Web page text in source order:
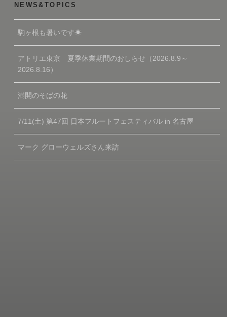
NEWS&TOPICS
駒ヶ根も暑いです☀
アトリエ東京 夏季休業期間のおしらせ（2026.8.9～
2026.8.16）
満開のそばの花
7/11(土) 第47回 日本フルートフェスティバル in 名古屋
マーク グローウェルズさん来訪